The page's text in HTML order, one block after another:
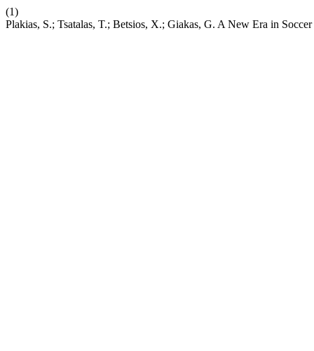
(1)
Plakias, S.; Tsatalas, T.; Betsios, X.; Giakas, G. A New Era in